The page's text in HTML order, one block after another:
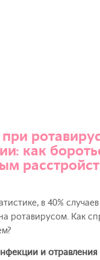
как
в 40%
ротавирусом. Как
и отравления